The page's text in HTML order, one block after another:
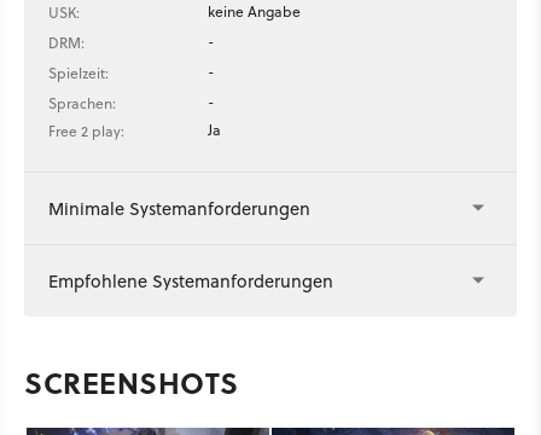
USK:
keine Angabe
DRM:
-
Spielzeit:
-
Sprachen:
-
Free 2 play:
Ja
Minimale Systemanforderungen
Empfohlene Systemanforderungen
SCREENSHOTS